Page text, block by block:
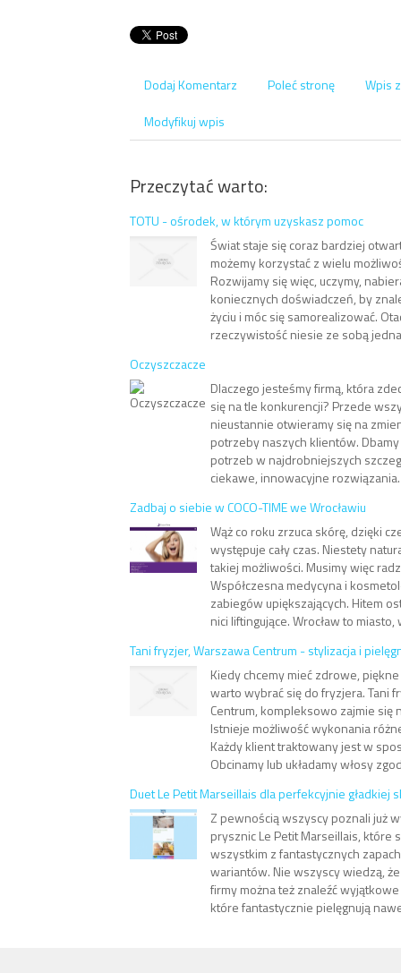
Dodaj Komentarz Poleć stronę
Wpis
Modyfikuj wpis
Przeczytać warto:
TOTU - ośrodek, w którym uzyskasz pomoc
Świat staje się coraz bardziej
możemy korzystać z wielu
Rozwijamy się więc, uczymy,
koniecznych doświadczeń, by
życiu i móc się samorealizować.
rzeczywistość niesie ze sobą
Oczyszczacze
Dlaczego jesteśmy firmą, która
się na tle konkurencji? Przede
nieustannie otwieramy się na
potrzeby naszych klientów.
potrzeb w najdrobniejszych
ciekawe, innowacyjne rozwiązania.
Zadbaj o siebie w COCO-TIME we Wrocławiu
Wąż co roku zrzuca skórę, dzięki
występuje cały czas. Niestety
takiej możliwości. Musimy więc
Współczesna medycyna i
zabiegów upiększających. Hitem
nici liftingujące. Wrocław to miasto,
Tani fryzjer, Warszawa Centrum - stylizacja i
Kiedy chcemy mieć zdrowe,
warto wybrać się do fryzjera. Tani
Centrum, kompleksowo zajmie się
Istnieje możliwość wykonania
Każdy klient traktowany jest w
Obcinamy lub układamy włosy
Duet Le Petit Marseillais dla perfekcyjnie gładkiej
Z pewnością wszyscy poznali już
prysznic Le Petit Marseillais, które
wszystkim z fantastycznych
wariantów. Nie wszyscy wiedzą,
firmy można też znaleźć wyjątkowe
które fantastycznie pielęgnują